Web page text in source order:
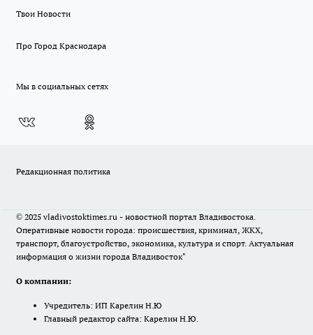
Твои Новости
Про Город Краснодара
Мы в социальных сетях
Редакционная политика
© 2025 vladivostoktimes.ru - новостной портал Владивостока.
Оперативные новости города: происшествия, криминал, ЖКХ,
транспорт, благоустройство, экономика, культура и спорт. Актуальная
информация о жизни города Владивосток"
О компании:
Учредитель: ИП Карелин Н.Ю
Главный редактор сайта: Карелин Н.Ю.